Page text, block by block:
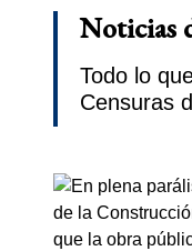
Noticias
Todo lo
Censuras